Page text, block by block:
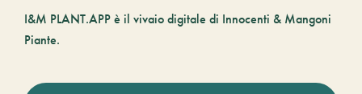
I&M PLANT.APP è il vivaio digitale di Innocenti & Mangoni
Piante.